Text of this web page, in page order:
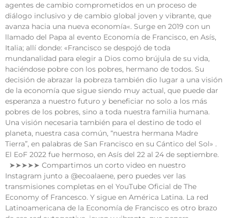
agentes de cambio comprometidos en un proceso de
diálogo inclusivo y de cambio global joven y vibrante, que
avanza hacia una nueva economía«. Surge en 2019 con un
llamado del Papa al evento Economía de Francisco, en Asís,
Italia; allí donde: «Francisco se despojó de toda
mundanalidad para elegir a Dios como brújula de su vida,
haciéndose pobre con los pobres, hermano de todos. Su
decisión de abrazar la pobreza también dio lugar a una visión
de la economía que sigue siendo muy actual, que puede dar
esperanza a nuestro futuro y beneficiar no solo a los más
pobres de los pobres, sino a toda nuestra familia humana.
Una visión necesaria también para el destino de todo el
planeta, nuestra casa común, “nuestra hermana Madre
Tierra”, en palabras de San Francisco en su Cántico del Sol» .
El EoF 2022 fue hermoso, en Asís del 22 al 24 de septiembre.
➤➤➤➤➤ Compartimos un corto video en nuestro
Instagram junto a @ecoalaene, pero puedes ver las
transmisiones completas en el YouTube Oficial de The
Economy of Francesco. Y sigue en América Latina. La red
Latinoamericana de la Economía de Francisco es otro brazo